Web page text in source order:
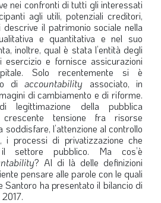
EVASIO
NUMERO expand_more
nei confronti di tutti gli interessati
agli utili, potenziali creditori,
il patrimonio sociale nella
e quantitativa e nel suo
inoltre, qual è stata l’entità degli
e fornisce assicurazioni
Solo recentemente si è
diaccountability associato, in
di cambiamento e di riforme.
legittimazione della pubblica
crescente tensione fra risorse
soddisfare, l’attenzione al controllo
i processi di privatizzazione che
settore pubblico. Ma cos’è
? Al di là delle definizioni
pensare alle parole con le quali
Santoro ha presentato il bilancio di